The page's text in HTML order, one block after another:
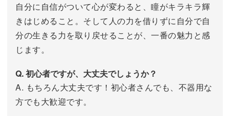
自分に自信がついて心が変わると、瞳がキラキラ輝
きはじめること。そして人の力を借りずに自分で自
分の生きる力を取り戻せることが、一番の魅力と感
じます。
Q. 初心者ですが、大丈夫でしょうか？
A. もちろん大丈夫です！初心者さんでも、不器用な
方でも大歓迎です。